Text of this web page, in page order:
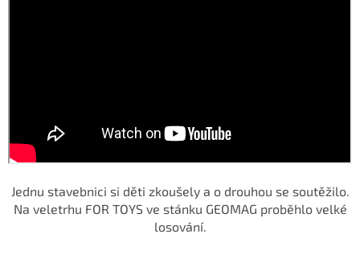
Jednu stavebnici si děti zkoušely a o drouhou se soutěžilo.
Na veletrhu FOR TOYS ve stánku GEOMAG proběhlo velké
losování.